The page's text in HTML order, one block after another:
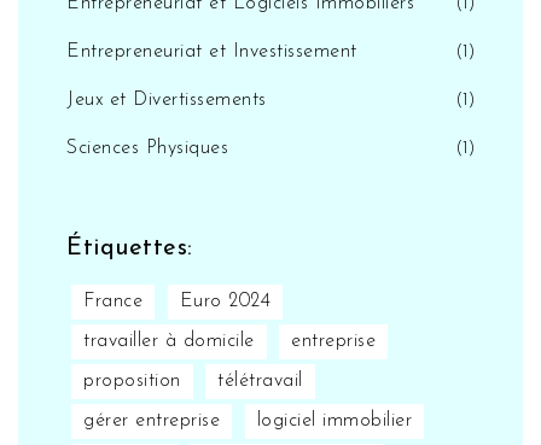
(1)
Entrepreneuriat et Investissement (1)
Jeux et Divertissements (1)
Sciences Physiques (1)
Étiquettes:
France Euro 2024
travailler à domicile entreprise
proposition télétravail
gérer entreprise logiciel immobilier